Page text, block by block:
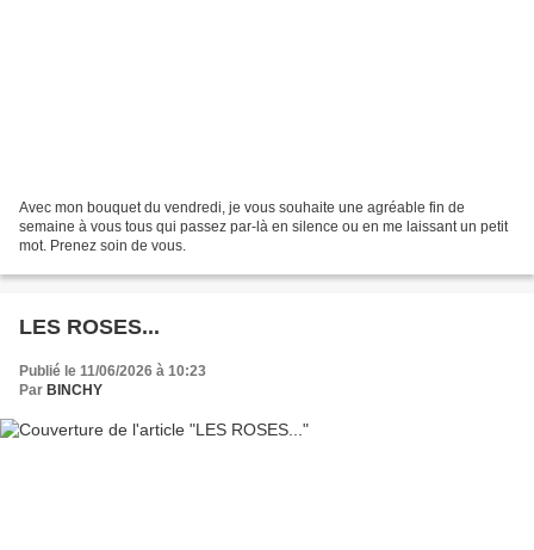
Avec mon bouquet du vendredi, je vous souhaite une agréable fin de
semaine à vous tous qui passez par-là en silence ou en me laissant un petit
mot. Prenez soin de vous.
LES ROSES...
Publié le 11/06/2026 à 10:23
Par BINCHY